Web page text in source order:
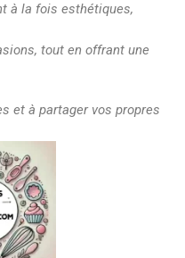
à la fois esthétiques,
tout en offrant une
et à partager vos propres